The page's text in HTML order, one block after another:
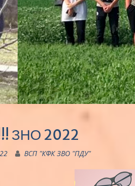
ЗНО 2022
ВСП "КФК ЗВО "ПДУ"